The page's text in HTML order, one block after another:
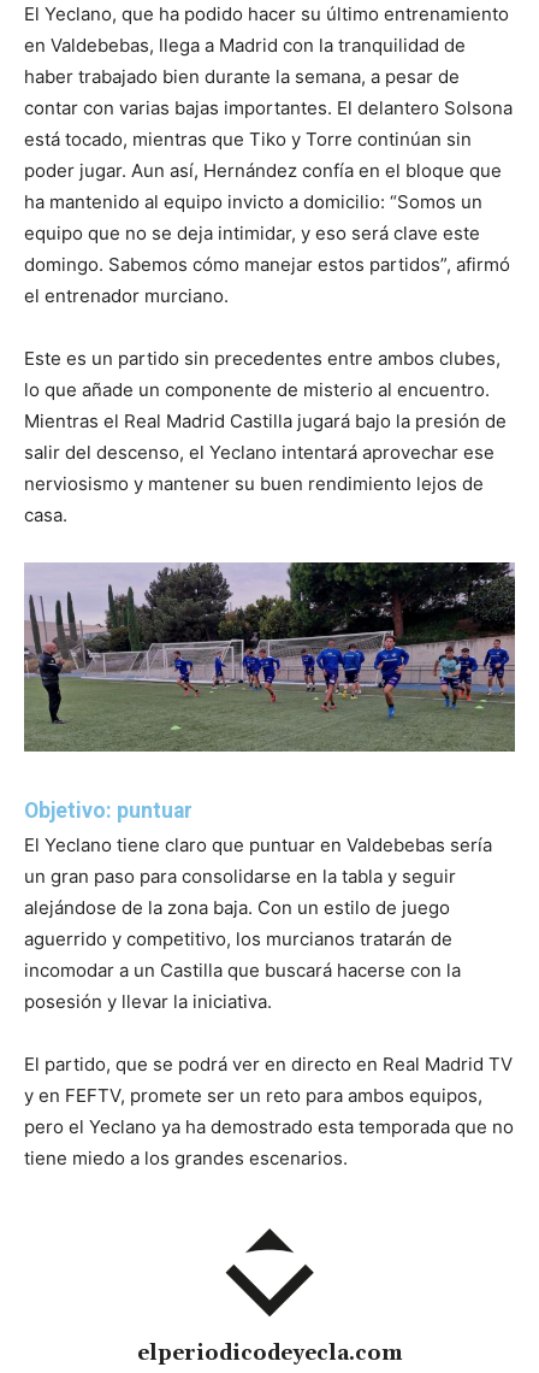
El Yeclano, que ha podido hacer su último entrenamiento
en Valdebebas, llega a Madrid con la tranquilidad de
haber trabajado bien durante la semana, a pesar de
contar con varias bajas importantes. El delantero Solsona
está tocado, mientras que Tiko y Torre continúan sin
poder jugar. Aun así, Hernández confía en el bloque que
ha mantenido al equipo invicto a domicilio: “Somos un
equipo que no se deja intimidar, y eso será clave este
domingo. Sabemos cómo manejar estos partidos”, afirmó
el entrenador murciano.
Este es un partido sin precedentes entre ambos clubes,
lo que añade un componente de misterio al encuentro.
Mientras el Real Madrid Castilla jugará bajo la presión de
salir del descenso, el Yeclano intentará aprovechar ese
nerviosismo y mantener su buen rendimiento lejos de
casa.
Objetivo: puntuar
El Yeclano tiene claro que puntuar en Valdebebas sería
un gran paso para consolidarse en la tabla y seguir
alejándose de la zona baja. Con un estilo de juego
aguerrido y competitivo, los murcianos tratarán de
incomodar a un Castilla que buscará hacerse con la
posesión y llevar la iniciativa.
El partido, que se podrá ver en directo en Real Madrid TV
y en FEFTV, promete ser un reto para ambos equipos,
pero el Yeclano ya ha demostrado esta temporada que no
tiene miedo a los grandes escenarios.
elperiodicodeyecla.com